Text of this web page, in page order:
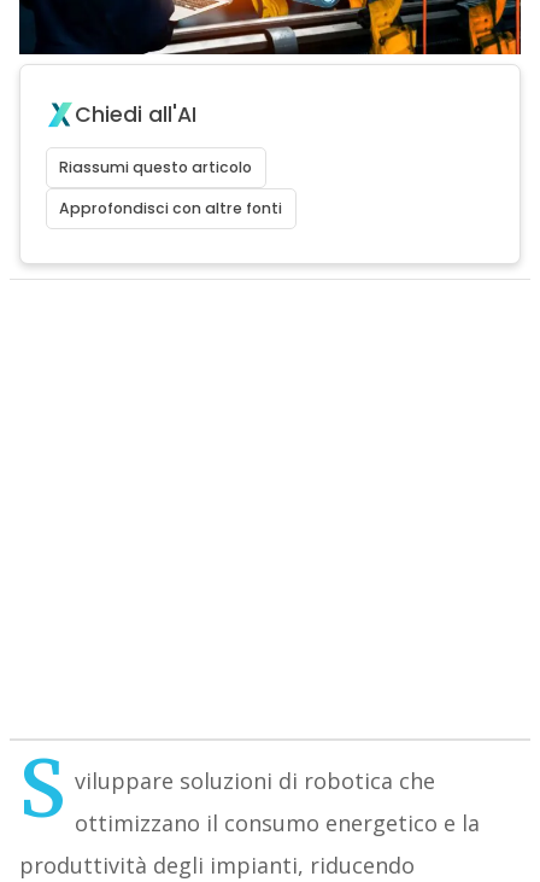
Chiedi all'AI
Riassumi questo articolo
Approfondisci con altre fonti
S viluppare soluzioni di robotica che
ottimizzano il consumo energetico e la
produttività degli impianti, riducendo